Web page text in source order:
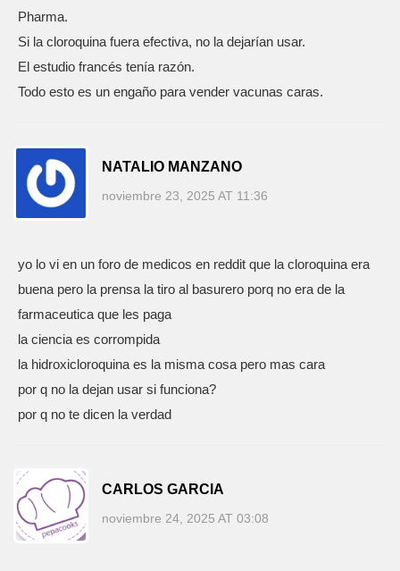
Pharma.
Si la cloroquina fuera efectiva, no la dejarían usar.
El estudio francés tenía razón.
Todo esto es un engaño para vender vacunas caras.
NATALIO MANZANO
noviembre 23, 2025 AT 11:36
yo lo vi en un foro de medicos en reddit que la cloroquina era
buena pero la prensa la tiro al basurero porq no era de la
farmaceutica que les paga
la ciencia es corrompida
la hidroxicloroquina es la misma cosa pero mas cara
por q no la dejan usar si funciona?
por q no te dicen la verdad
CARLOS GARCIA
noviembre 24, 2025 AT 03:08